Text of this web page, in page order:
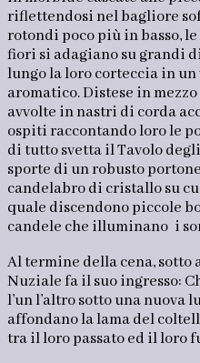
riflettendosi nel bagliore
rotondi poco più in basso,
fiori si adagiano su grandi
lungo la loro corteccia in
aromatico. Distese in
avvolte in nastri di corda
ospiti raccontando loro le
di tutto svetta il Tavolo
sporte di un robusto
candelabro di cristallo su
quale discendono piccole
candele che illuminano i
Al termine della cena,
Nuziale fa il suo ingresso:
l’un l’altro sotto una nuova
affondano la lama del
tra il loro passato ed il loro